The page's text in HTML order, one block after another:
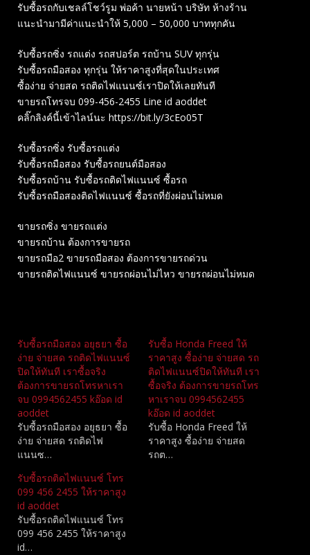
รับซื้อรถกับเชลล์โชว์รูม พ่อค้า นายหน้า บริษัท ห้างร้าน
แนะนำมามีค่าแนะนำให้ 5,000 – 50,000 บาททุกคัน
รับซื้อรถซิ่ง รถแต่ง รถสปอร์ต รถบ้าน SUV ทุกรุ่น
รับซื้อรถมือสอง ทุกรุ่น ให้ราคาสูงที่สุดในประเทศ
ซื้อง่าย จ่ายสด รถติดไฟแนนซ์เราปิดให้เลยทันที
ขายรถโทรจบ 099-456-2455 Line id aoddet
คลิ๊กลิงค์นี้เข้าไลน์นะ https://bit.ly/3cEo05T
รับซื้อรถซิ่ง รับซื้อรถแต่ง
รับซื้อรถมือสอง รับซื้อรถยนต์มือสอง
รับซื้อรถบ้าน รับซื้อรถติดไฟแนนซ์ ซื้อรถ
รับซื้อรถมือสองติดไฟแนนซ์ ซื้อรถที่ยังผ่อนไม่หมด
ขายรถซิ่ง ขายรถแต่ง
ขายรถบ้าน ต้องการขายรถ
ขายรถมือ2 ขายรถมือสอง ต้องการขายรถด่วน
ขายรถติดไฟแนนซ์ ขายรถผ่อนไม่ไหว ขายรถผ่อนไม่หมด
รับซื้อรถมือสอง อยุธยา ซื้อ
ง่าย จ่ายสด รถติดไฟแนนซ์
ปิดให้ทันที เราซื้อจริง
ต้องการขายรถโทรหาเรา
จบ 0994562455 kอ๊อด id
aoddet
รับซื้อรถมือสอง อยุธยา ซื้อ
ง่าย จ่ายสด รถติดไฟ
แนนซ…
รับซื้อ Honda Freed ให้
ราคาสูง ซื้อง่าย จ่ายสด รถ
ติดไฟแนนซ์ปิดให้ทันที เรา
ซื้อจริง ต้องการขายรถโทร
หาเราจบ 0994562455
kอ๊อด id aoddet
รับซื้อ Honda Freed ให้
ราคาสูง ซื้อง่าย จ่ายสด
รถต…
รับซื้อรถติดไฟแนนซ์ โทร
099 456 2455 ให้ราคาสูง
id aoddet
รับซื้อรถติดไฟแนนซ์ โทร
099 456 2455 ให้ราคาสูง
id…